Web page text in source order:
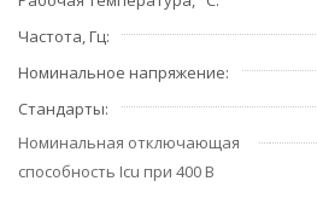
Частота, Гц
Номинальное напряжение
Стандарты
Номинальная отключающая
способность Icu при 400 В